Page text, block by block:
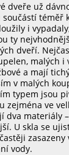
dveře už
součástí téměř
i
ty
dveří.
malých i
a mají
v malých
typem jsou
zejména ve
dva materiály
U skla se
vody.